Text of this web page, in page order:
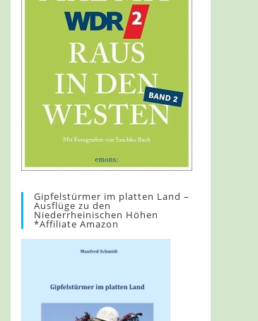
Gipfelstürmer im platten Land –
Ausflüge zu den
Niederrheinischen Höhen
*Affiliate Amazon